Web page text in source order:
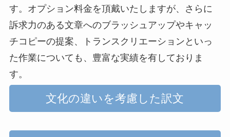
す。オプション料金を頂戴いたしますが、さらに
訴求力のある文章へのブラッシュアップやキャッ
チコピーの提案、トランスクリエーションといっ
た作業についても、豊富な実績を有しておりま
す。
文化の違いを考慮した訳文